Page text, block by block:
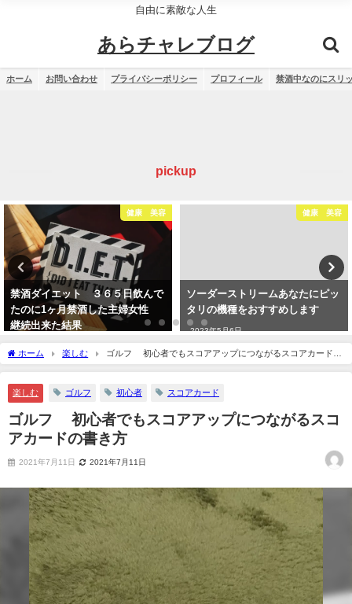
自由に素敵な人生
あらチャレブログ
ホーム お問い合わせ プライバシーポリシー プロフィール 禁酒中なのにスリ
pickup
健康 美容
禁酒ダイエット ３６５日飲んで
たのに1ヶ月禁酒した主婦女性
継続出来た結果
健康 美容
ソーダーストリームあなたにピッ
タリの機種をおすすめします
2023年5月6日
ホーム 楽しむ
ゴルフ 初心者でもスコアアップにつながるスコアカードの
書き方
楽しむ ゴルフ 初心者 スコアカード
ゴルフ 初心者でもスコアアップにつながるスコ
アカードの書き方
2021年7月11日 2021年7月11日